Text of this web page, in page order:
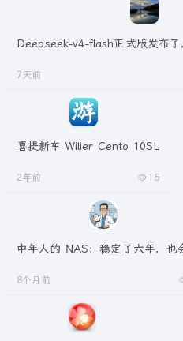
Deepseek-v4-flash正式版发布了
7天前
喜提新车 Wilier Cento 10SL
2年前 15
中年人的 NAS：稳定了六年，也
8个月前